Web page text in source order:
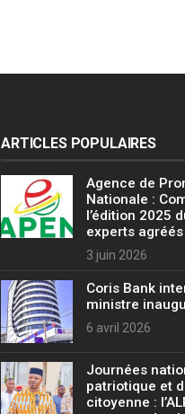
ARTICLES POPULAIRES
Agence de
Nationale :
l’édition 2025
experts agréés
3 juin 2026
Coris Bank
ministre
6 avril 2026
Journées
patriotique et
citoyenne :